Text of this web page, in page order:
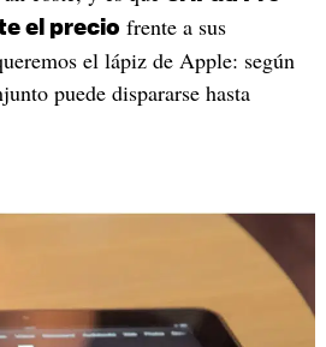
el precio frente a sus
el lápiz de Apple: según
puede dispararse hasta